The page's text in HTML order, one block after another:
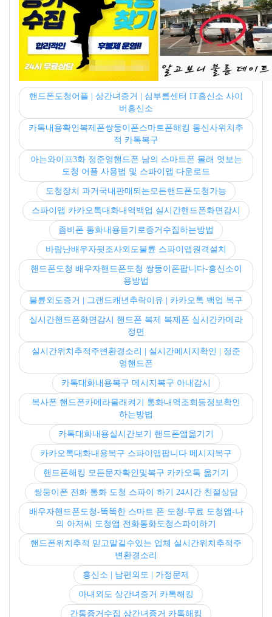
핸드폰도청어플 | 상간녀증거 | 심부름센터 IT흥신소 사이
버흥신소
카톡내용확인복제폰쌍둥이폰스마트폰해킹 통신사위치추
적 카톡복구
아는와이프3화 정준영핸드폰 남의 스마트폰 몰래 엿보는
도청 어플 사용법 및 스파이앱 다운로드
도청장치 과거국내판매되는모든핸드폰도청가능
스파이앱 카카오톡대화내역백업 실시간핸드폰화면감시
좀비폰 통화내용듣기로증거수집하는방법
바람난배우자뒷조사외도불륜 스파이앱원격설치
핸드폰도청 배우자핸드폰도청 쌍둥이폰팝니다-흥신소이
용방법
불륜외도증거 | 그랜드캐년추락이유 | 카카오톡 백업 복구
실시간핸드폰화면감시 핸드폰 복제 복제폰 실시간카메라
정면
실시간위치추적주변환경소리 | 실시간메시지확인 | 정준
영핸드폰
카톡대화내용복구 메시지복구 아내감시
복사폰 핸드폰카메라몰래켜기 통화내역조회등정보확인
하는방법
카톡대화내용실시간보기 핸드폰앱옮기기
카카오톡대화내용복구 스파이앱팝니다 메시지복구
핸드폰해킹 모든문자확인및복구 카카오톡 옮기기
쌍둥이폰 전화 통화 도청 스파이 하기 24시간 친절상담
배우자핸드폰도청-똑똑한 스마트 폰 도청-무료 도청앱-나
의 아저씨 도청앱 전화통화도청스파이하기
핸드폰위치추적 믿고맡길수있는 업체 실시간위치추적주
변환경소리
흥신소 | 남편외도 | 가정문제
아내외도 상간녀증거 카톡해킹
간통증거수집 상간녀증거 카톡해킹